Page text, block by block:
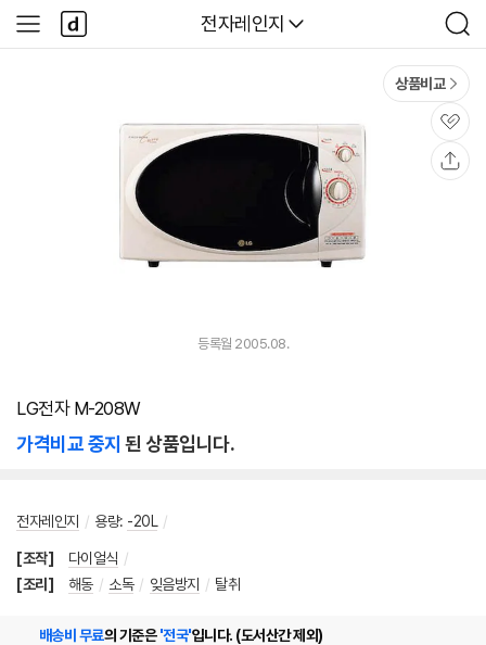
다나와
전자레인지
검
색
사
이
다
나
와
상품비교
관
심
등록월 2005.08.
LG전자 M-208W
가격비교 중지 된 상품입니다.
전자레인지 / 용량: -20L /
[조작] 다이얼식 /
[조리]
해동 / 소독 / 잊음방지 / 탈취
배송비 무료의 기준은'전국'입니다. (도서산간 제외)